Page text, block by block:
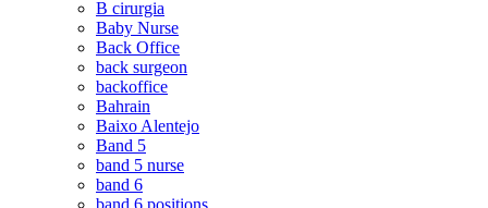
B cirurgia
Baby Nurse
Back Office
back surgeon
backoffice
Bahrain
Baixo Alentejo
Band 5
band 5 nurse
band 6
band 6 positions